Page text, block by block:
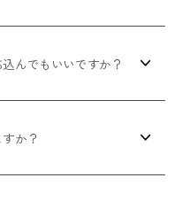
んでもいいですか？
か？